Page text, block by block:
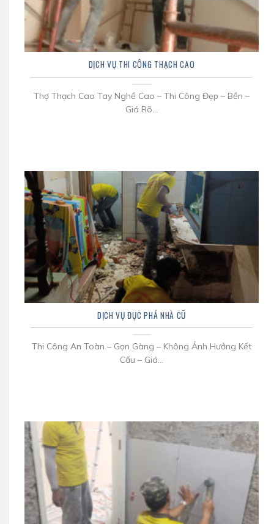
DỊCH VỤ THI CÔNG THẠCH CAO
Thợ Thạch Cao Tay Nghề Cao – Thi Công Đẹp – Bền –
Giá Rõ...
DỊCH VỤ ĐỤC PHÁ NHÀ CŨ
Thi Công An Toàn – Gọn Gàng – Không Ảnh Hưởng Kết
Cấu – Giá...